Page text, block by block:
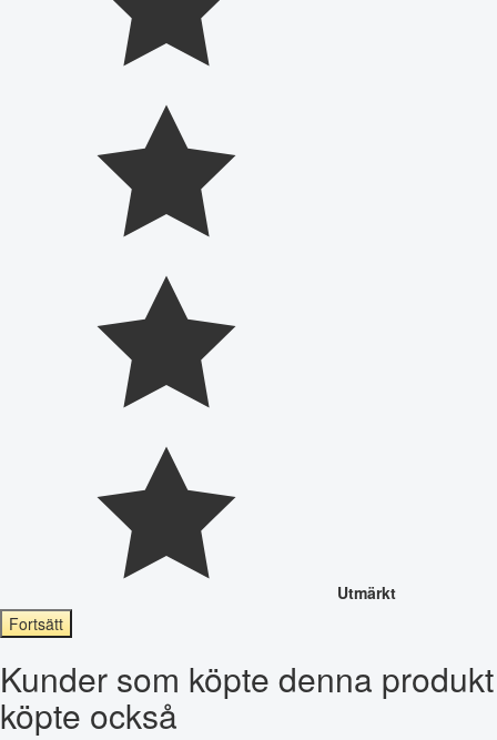
Utmärkt
Fortsätt
Kunder som köpte denna produkt
köpte också